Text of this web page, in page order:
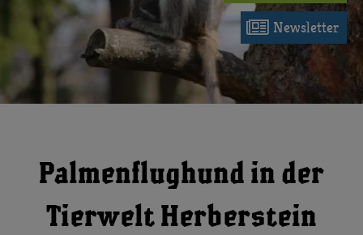
 Newsletter
Palmenflughund in der
Tierwelt Herberstein